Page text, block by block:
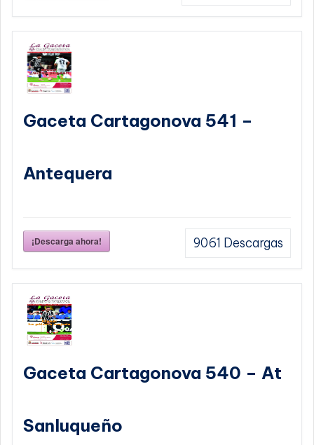
Gaceta Cartagonova 541 –
Antequera
¡Descarga ahora! 9061 Descargas
Gaceta Cartagonova 540 – At
Sanluqueño